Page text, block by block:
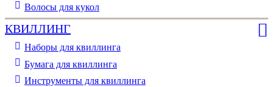
Волосы для кукол
КВИЛЛИНГ
Наборы для квиллинга
Бумага для квиллинга
Инструменты для квиллинга